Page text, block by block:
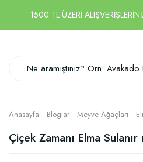
1500 TL ÜZERİ
Anasayfa Bloglar Meyve Ağaçları
Çiçek Zamanı Elma Sulanır